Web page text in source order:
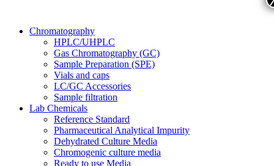
Chromatography
HPLC/UHPLC
Gas Chromatography (GC)
Sample Preparation (SPE)
Vials and caps
LC/GC Accessories
Sample filtration
Lab Chemicals
Reference Standard
Pharmaceutical Analytical Impurity
Dehydrated Culture Media
Chromogenic culture media
Ready to use Media